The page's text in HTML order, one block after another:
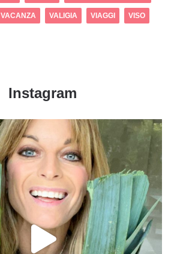
VACANZA VALIGIA VIAGGI VISO
Instagram